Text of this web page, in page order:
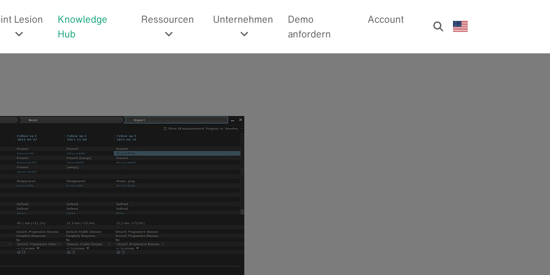
Lesion
Knowledge
Hub
Ressourcen Unternehmen
Demo
anfordern
Account